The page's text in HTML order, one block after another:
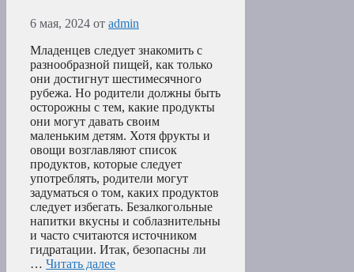
6 мая, 2024 от admin
Младенцев следует знакомить с
разнообразной пищей, как только
они достигнут шестимесячного
рубежа. Но родители должны быть
осторожны с тем, какие продукты
они могут давать своим
маленьким детям. Хотя фрукты и
овощи возглавляют список
продуктов, которые следует
употреблять, родители могут
задуматься о том, каких продуктов
следует избегать. Безалкогольные
напитки вкусны и соблазнительны
и часто считаются источником
гидратации. Итак, безопасны ли
… Читать далее